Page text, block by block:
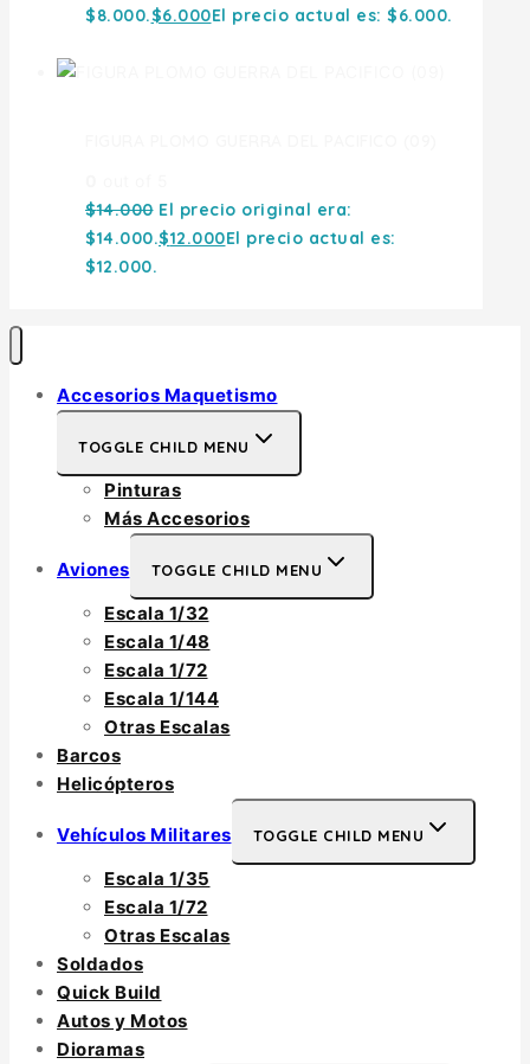
$8.000.$6.000El precio actual es: $6.000.
$14.000 El precio original era:
$14.000.$12.000El precio actual es:
$12.000.
Accesorios Maquetismo
TOGGLE CHILD MENU
Pinturas
Más Accesorios
Aviones TOGGLE CHILD MENU
Escala 1/32
Escala 1/48
Escala 1/72
Escala 1/144
Otras Escalas
Barcos
Helicópteros
Vehículos Militares TOGGLE CHILD MENU
Escala 1/35
Escala 1/72
Otras Escalas
Soldados
Quick Build
Autos y Motos
Dioramas